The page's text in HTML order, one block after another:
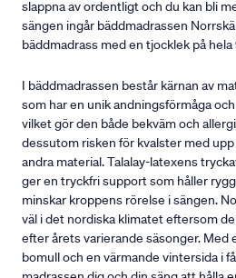
slappna av ordentligt och du kan bli
sängen ingår bäddmadrassen
bäddmadrass med en tjocklek på hela
I bäddmadrassen består kärnan av
som har en unik andningsförmåga
vilket gör den både bekväm och
dessutom risken för kvalster med
andra material. Talalay-latexens
ger en tryckfri support som håller
minskar kroppens rörelse i sängen.
väl i det nordiska klimatet eftersom
efter årets varierande säsonger. Med
bomull och en värmande vintersida i